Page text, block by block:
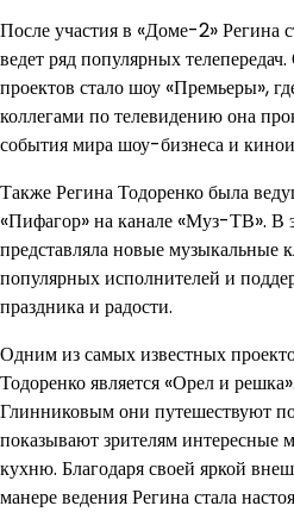
После участия в «Доме-2» Регина
ведет ряд популярных
проектов стало шоу «Премьеры»,
коллегами по телевидению она
события мира шоу-бизнеса и
Также Регина Тодоренко была
«Пифагор» на канале «Муз-ТВ». В
представляла новые музыкальные
популярных исполнителей и
праздника и радости.
Одним из самых известных
Тодоренко является «Орел и
Глинниковым они путешествуют
показывают зрителям интересные
кухню. Благодаря своей яркой
манере ведения Регина стала